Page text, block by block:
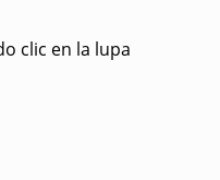
clic en la lupa